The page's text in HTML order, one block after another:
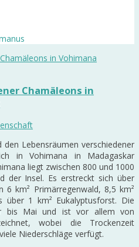
Chamäleons in
den Lebensräumen verschiedener
in Vohimana in Madagaskar
liegt zwischen 800 und 1000
der Insel. Es erstreckt sich über
6 km² Primärregenwald, 8,5 km²
über 1 km² Eukalyptusforst. Die
bis Mai und ist vor allem von
wobei die Trockenzeit
Niederschläge verfügt.